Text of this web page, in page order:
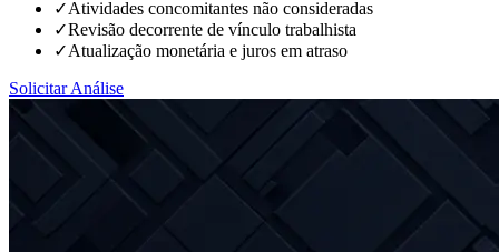
✓Atividades concomitantes não consideradas
✓Revisão decorrente de vínculo trabalhista
✓Atualização monetária e juros em atraso
Solicitar Análise